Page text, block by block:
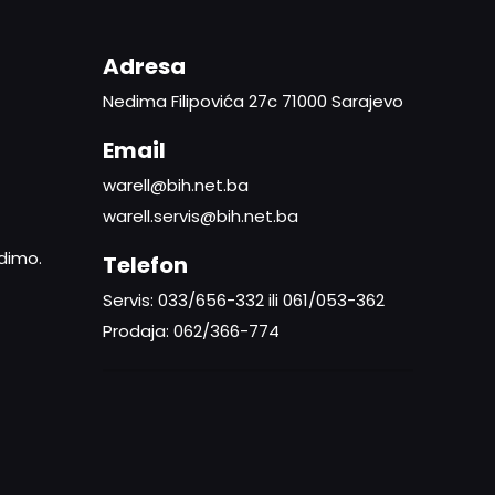
Adresa
Nedima Filipovića 27c 71000 Sarajevo
Email
warell@bih.net.ba
warell.servis@bih.net.ba
Telefon
Servis: 033/656-332 ili 061/053-362
Prodaja: 062/366-774